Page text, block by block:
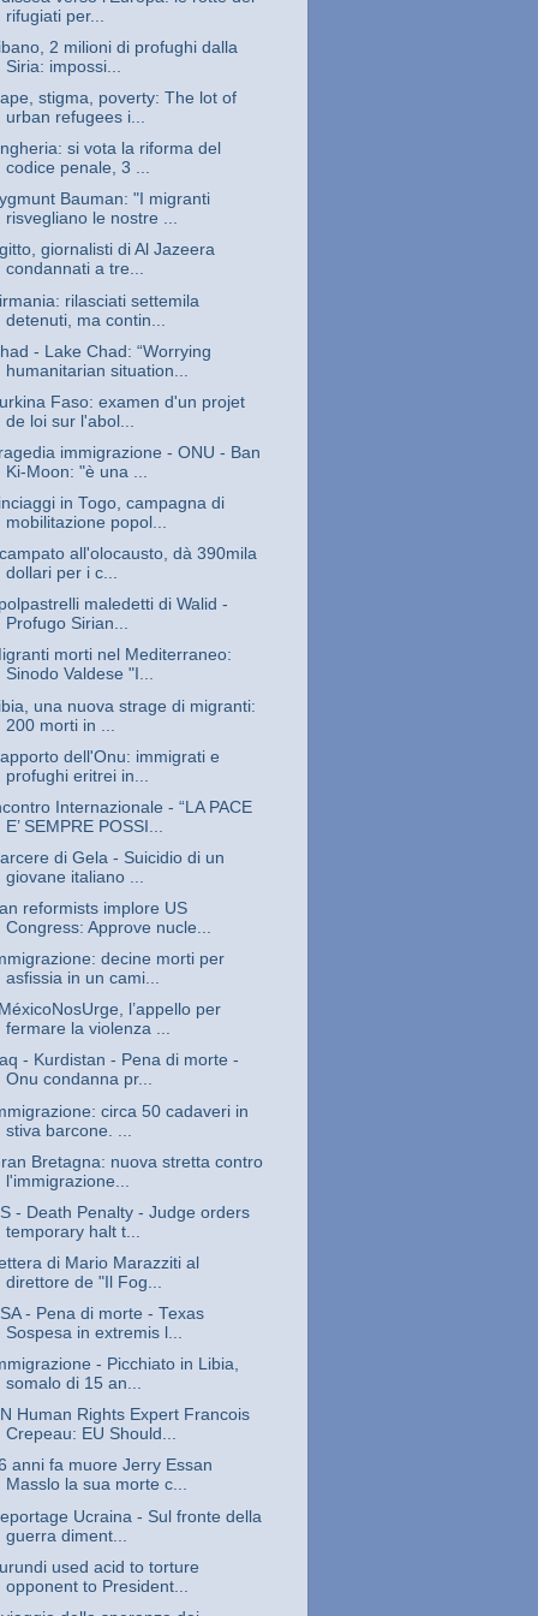
rifugiati per...
2 milioni di profughi dalla
Siria: impossi...
stigma, poverty: The lot of
urban refugees i...
si vota la riforma del
codice penale, 3 ...
Bauman: "I migranti
risvegliano le nostre ...
giornalisti di Al Jazeera
condannati a tre...
rilasciati settemila
detenuti, ma contin...
- Lake Chad: “Worrying
humanitarian situation...
Faso: examen d'un projet
de loi sur l'abol...
immigrazione - ONU - Ban
Ki-Moon: "è una ...
in Togo, campagna di
mobilitazione popol...
all'olocausto, dà 390mila
dollari per i c...
polpastrelli maledetti di Walid -
Profugo Sirian...
morti nel Mediterraneo:
Sinodo Valdese "I...
una nuova strage di migranti:
200 morti in ...
dell'Onu: immigrati e
profughi eritrei in...
Internazionale - “LA PACE
E’ SEMPRE POSSI...
di Gela - Suicidio di un
giovane italiano ...
reformists implore US
Congress: Approve nucle...
decine morti per
asfissia in un cami...
l’appello per
fermare la violenza ...
- Kurdistan - Pena di morte -
Onu condanna pr...
circa 50 cadaveri in
stiva barcone. ...
Bretagna: nuova stretta contro
l'immigrazione...
- Death Penalty - Judge orders
temporary halt t...
di Mario Marazziti al
direttore de "Il Fog...
- Pena di morte - Texas
Sospesa in extremis l...
- Picchiato in Libia,
somalo di 15 an...
Human Rights Expert Francois
Crepeau: EU Should...
anni fa muore Jerry Essan
Masslo la sua morte c...
Ucraina - Sul fronte della
guerra diment...
used acid to torture
opponent to President...